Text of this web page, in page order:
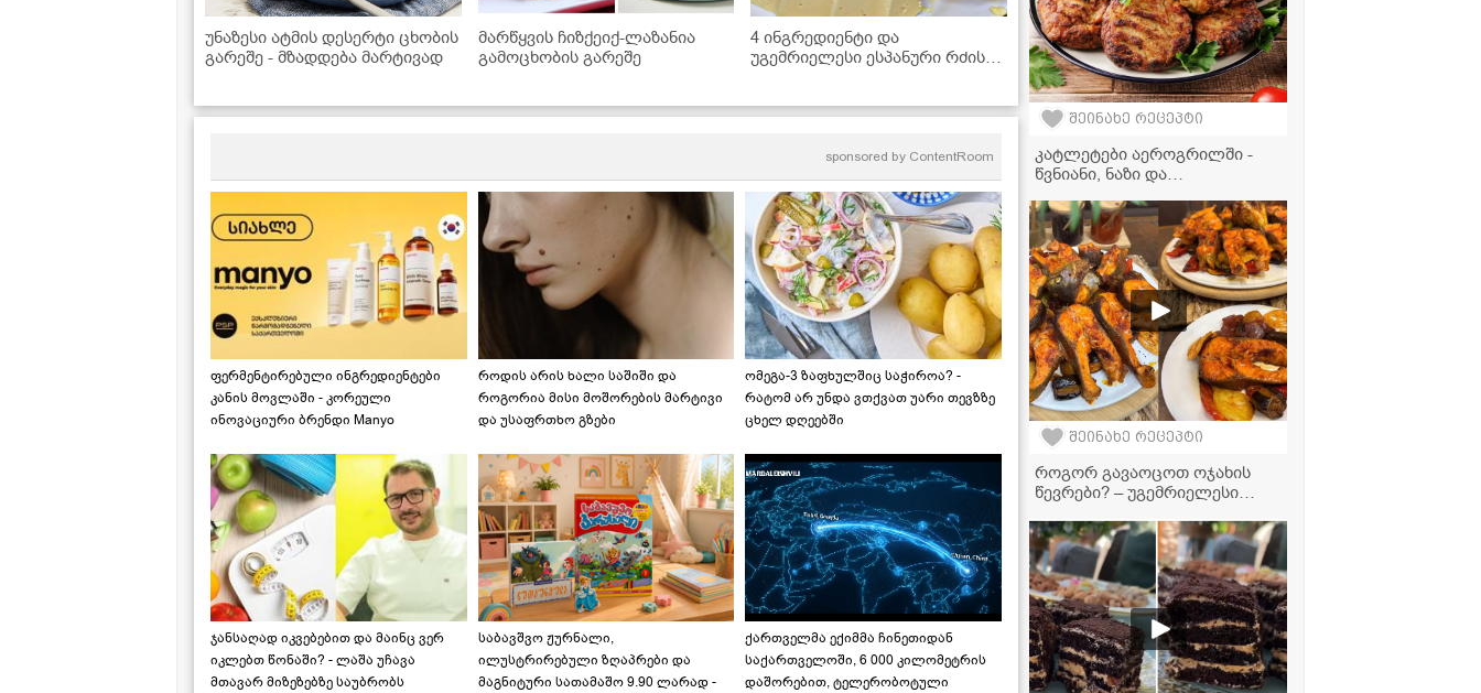
უნაზესი ატმის დესერტი ცხობის
გარეშე - მზადდება მარტივად
მარწყვის ჩიზქეიქ-ლაზანია
გამოცხობის გარეშე
4 ინგრედიენტი და
უგემრიელესი ესპანური რძის
sponsored by ContentRoom
ფერმენტირებული ინგრედიენტები
კანის მოვლაში - კორეული
ინოვაციური ბრენდი Manyo
როდის არის ხალი საშიში და
როგორია მისი მოშორების მარტივი
და უსაფრთხო გზები
ომეგა-3 ზაფხულშიც საჭიროა? -
რატომ არ უნდა ვთქვათ უარი თევზზე
ცხელ დღეებში
ჯანსაღად იკვებებით და მაინც ვერ
იკლებთ წონაში? - ლაშა უჩავა
მთავარ მიზეზებზე საუბრობს
საბავშვო ჟურნალი,
ილუსტრირებული ზღაპრები და
მაგნიტური სათამაშო 9.90 ლარად -
ქართველმა ექიმმა ჩინეთიდან
საქართველოში, 6 000 კილომეტრის
დაშორებით, ტელერობოტული
შეინახე რეცეპტი
კატლეტები აეროგრილში -
წვნიანი, ნაზი და
შეინახე რეცეპტი
როგორ გავაოცოთ ოჯახის
წევრები? – უგემრიელესი
ასორტით